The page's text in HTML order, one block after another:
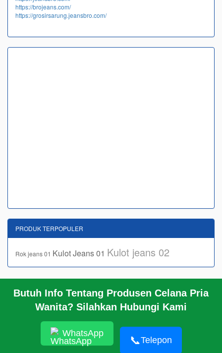
https://brojeans.com/
https://grosirsarung.jeansbro.com/
Butuh Info Tentang Produsen Celana Pria
Wanita? Silahkan Hubungi Kami
WhatsApp
📞Telepon
PRODUK TERPOPULER
Rok jeans 01 Kulot Jeans 01 Kulot jeans 02
BERANDA
KERANJANG BELANJA
HUBUNGI KAMI
© 2026 https://www.grosirpekalonganonline.com/JEANSBRO